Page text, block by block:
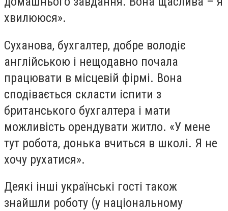
хвилююся».
Суханова, бухгалтер, добре володіє
англійською і нещодавно почала
працювати в місцевій фірмі. Вона
сподівається скласти іспити з
британського бухгалтера і мати
можливість орендувати житло. «У мене
тут робота, донька вчиться в школі. Я не
хочу рухатися».
Деякі інші українські гості також
знайшли роботу (у національному